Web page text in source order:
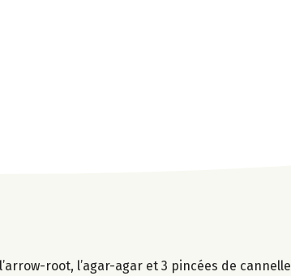
root, l’agar-agar et 3 pincées de cannelle